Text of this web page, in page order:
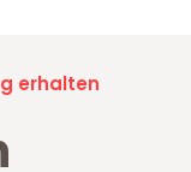
erhalten